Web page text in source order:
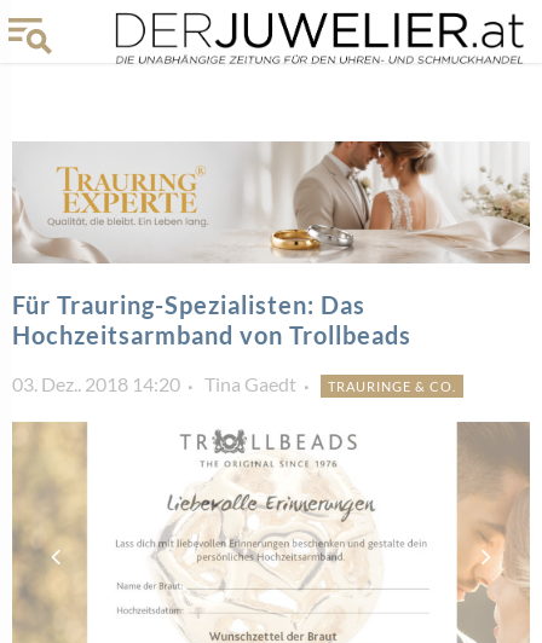
Für Trauring-Spezialisten: Das
Hochzeitsarmband von Trollbeads
03. Dez.. 2018 14:20 Tina Gaedt TRAURINGE & CO.